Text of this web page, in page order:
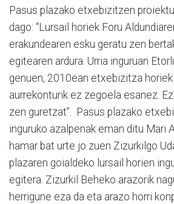
Pasus plazako etxebizitzen
dago: “Lursail horiek Foru
erakundearen esku geratu zen
egitearen ardura. Urria inguruan
genuen, 2010ean etxebizitza
aurrekonturik ez zegoela esanez.
zen guretzat”. Pasus plazako
inguruko azalpenak eman ditu Mari
hamar bat urte jo zuen Zizurkilgo
plazaren goialdeko lursail horien
egitera. Zizurkil Beheko arazorik
herrigune eza da eta arazo horri